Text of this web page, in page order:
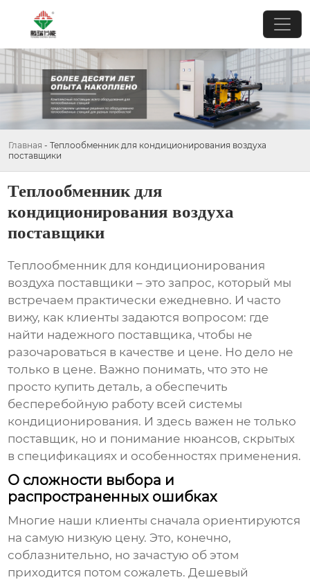
Главная - Теплообменник для кондиционирования воздуха
поставщики
Теплообменник для
кондиционирования воздуха
поставщики
Теплообменник для кондиционирования
воздуха поставщики – это запрос, который мы
встречаем практически ежедневно. И часто
вижу, как клиенты задаются вопросом: где
найти надежного поставщика, чтобы не
разочароваться в качестве и цене. Но дело не
только в цене. Важно понимать, что это не
просто купить деталь, а обеспечить
бесперебойную работу всей системы
кондиционирования. И здесь важен не только
поставщик, но и понимание нюансов, скрытых
в спецификациях и особенностях применения.
О сложности выбора и
распространенных ошибках
Многие наши клиенты сначала ориентируются
на самую низкую цену. Это, конечно,
соблазнительно, но зачастую об этом
приходится потом сожалеть. Дешевый